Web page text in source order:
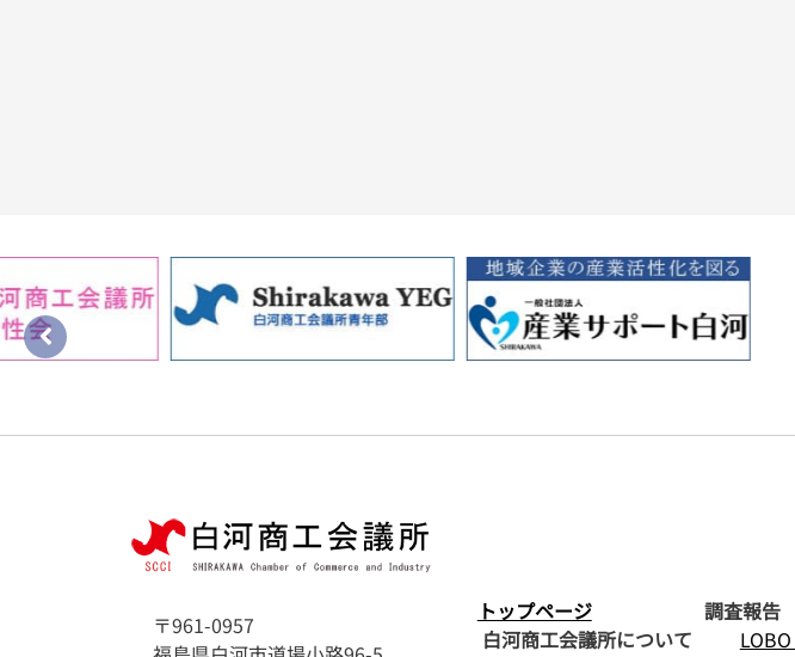
〒961-0957
トップページ
白河商工会議所について
調査報告